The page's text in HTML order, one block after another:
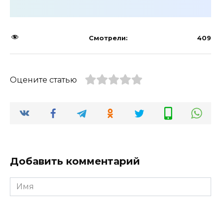
Смотрели: 409
Оцените статью
Добавить комментарий
Имя